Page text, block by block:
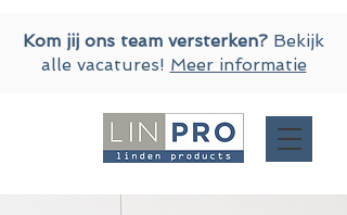
Kom jij ons team versterken? Bekijk
alle vacatures! Meer informatie